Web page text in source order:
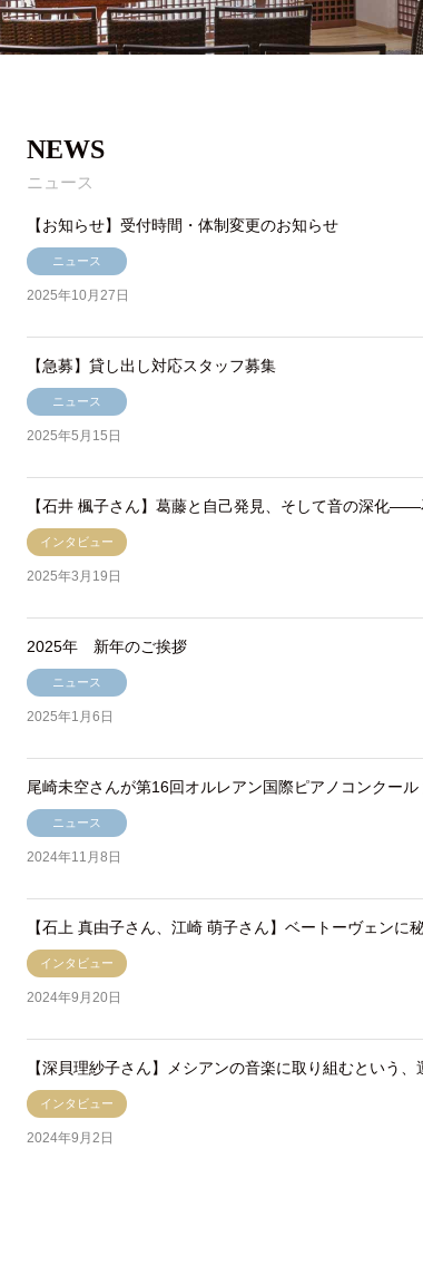
NEWS
ニュース
【お知らせ】受付時間・体制変更のお知らせ
ニュース
2025年10月27日
【急募】貸し出し対応スタッフ募集
ニュース
2025年5月15日
【石井 楓子さん】葛藤と自己発見、そして音の深化
インタビュー
2025年3月19日
2025年 新年のご挨拶
ニュース
2025年1月6日
尾崎未空さんが第16回オルレアン国際ピアノコンクール
ニュース
2024年11月8日
【石上 真由子さん、江崎 萌子さん】ベートーヴェンに
インタビュー
2024年9月20日
【深貝理紗子さん】メシアンの音楽に取り組むという、
インタビュー
2024年9月2日